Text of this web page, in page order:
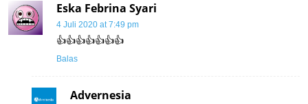
Eska Febrina Syari
4 Juli 2020 at 7:49 pm
👍👍👍👍👍👍👍
Balas
Advernesia